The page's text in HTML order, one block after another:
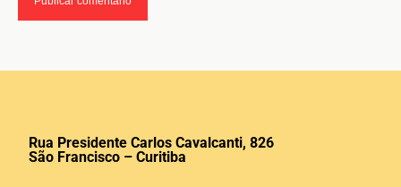
Rua Presidente Carlos Cavalcanti, 826
São Francisco – Curitiba